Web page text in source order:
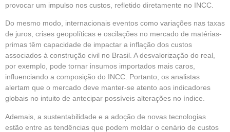
provocar um impulso nos custos, refletido diretamente no INCC.
Do mesmo modo, internacionais eventos como variações nas taxas
de juros, crises geopolíticas e oscilações no mercado de matérias-
primas têm capacidade de impactar a inflação dos custos
associados à construção civil no Brasil. A desvalorização do real,
por exemplo, pode tornar insumos importados mais caros,
influenciando a composição do INCC. Portanto, os analistas
alertam que o mercado deve manter-se atento aos indicadores
globais no intuito de antecipar possíveis alterações no índice.
Ademais, a sustentabilidade e a adoção de novas tecnologias
estão entre as tendências que podem moldar o cenário de custos